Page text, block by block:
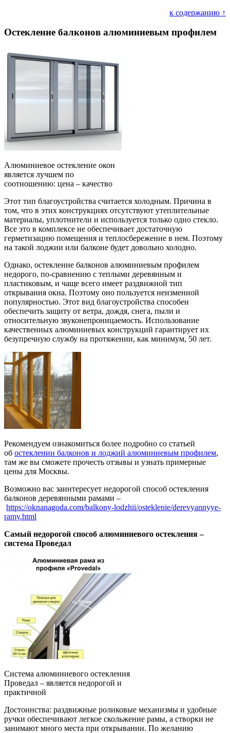
к содержанию ↑
Остекление балконов алюминиевым профилем
Алюминиевое остекление окон
является лучшем по
соотношению: цена – качество
Этот тип благоустройства считается холодным. Причина в
том, что в этих конструкциях отсутствуют утеплительные
материалы, уплотнители и используется только одно стекло.
Все это в комплексе не обеспечивает достаточную
герметизацию помещения и теплосбережение в нем. Поэтому
на такой лоджии или балконе будет довольно холодно.
Однако, остекление балконов алюминиевым профилем
недорого, по-сравнению с теплыми деревянным и
пластиковым, и чаще всего имеет раздвижной тип
открывания окна. Поэтому оно пользуется неизменной
популярностью. Этот вид благоустройства способен
обеспечить защиту от ветра, дождя, снега, пыли и
относительную звуконепроницаемость. Использование
качественных алюминиевых конструкций гарантирует их
безупречную службу на протяжении, как минимум, 50 лет.
Рекомендуем ознакомиться более подробно со статьей
об остеклении балконов и лоджий алюминиевым профилем,
там же вы сможете прочесть отзывы и узнать примерные
цены для Москвы.
Возможно вас заинтересует недорогой способ остекления
балконов деревянными рамами –
https://oknanagoda.com/balkony-lodzhii/osteklenie/derevyannyye-
ramy.html
Самый недорогой способ алюминиевого остекления –
система Проведал
Система алюминиевого остекления
Проведал – является недорогой и
практичной
Достоинства: раздвижные роликовые механизмы и удобные
ручки обеспечивают легкое скольжение рамы, а створки не
занимают много места при открывании. По желанию